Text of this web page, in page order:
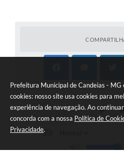
Prefeitura Municipal de Candeias - MG
cookies: nosso site usa cookies para
experiência de navegação. Ao
concorda com a nossa Política de
Privacidade.